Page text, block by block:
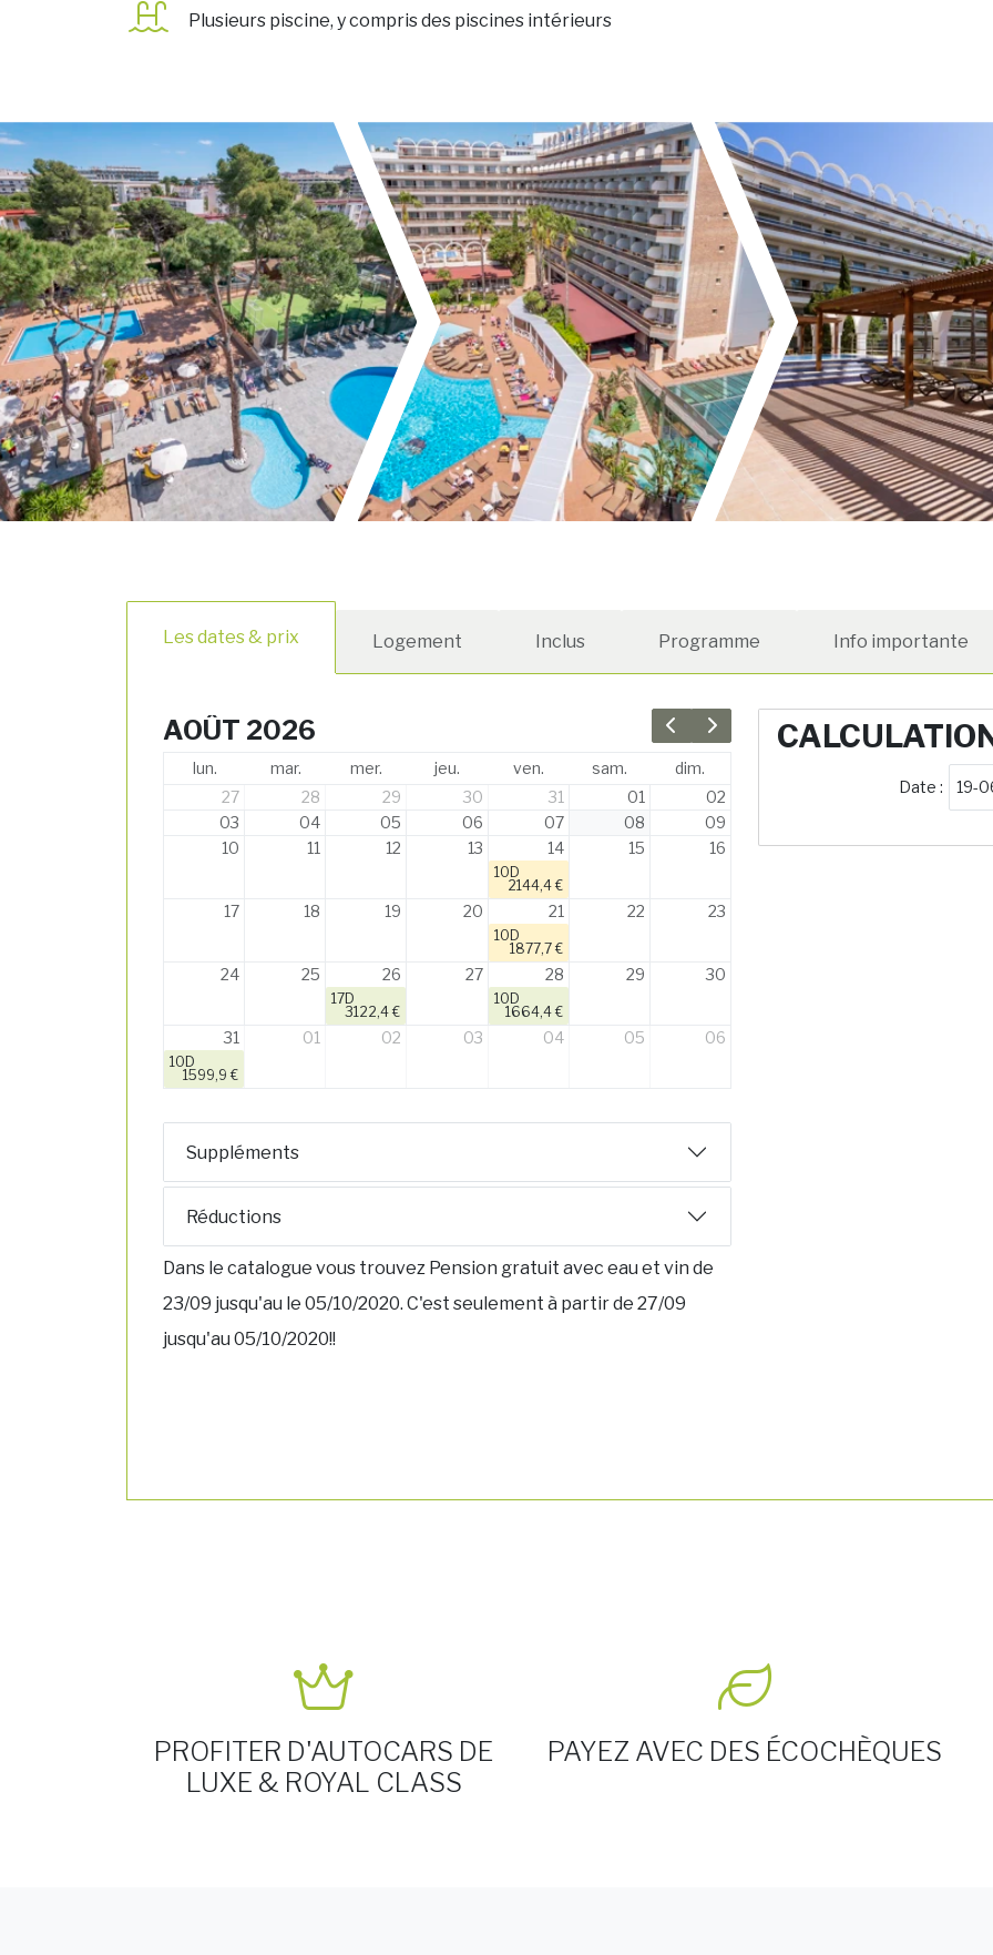
Plusieurs piscine, y compris des piscines intérieurs
Les dates & prix Logement Inclus Programme Info importante
Previous month
Next month
AOÛT 2026
lun. mar. mer. jeu. ven. sam.
dim.
27
28 29 30 31 01
02
03
04 05 06 07 08
09
10
11 12 13 14
10D
2144,4 €
15 16
17 18 19 20 21
10D
1877,7 €
22 23
24 25 26
17D
3122,4 €
27 28
10D
1664,4 €
29 30
31
10D
1599,9 €
01 02 03 04 05 06
Suppléments
Réductions
Dans le catalogue vous trouvez Pension gratuit avec eau et vin de
23/09 jusqu'au le 05/10/2020. C'est seulement à partir de 27/09
jusqu'au 05/10/2020!!
Date :
PROFITER D'AUTOCARS DE
LUXE & ROYAL CLASS
PAYEZ AVEC DES ÉCOCHÈQUES